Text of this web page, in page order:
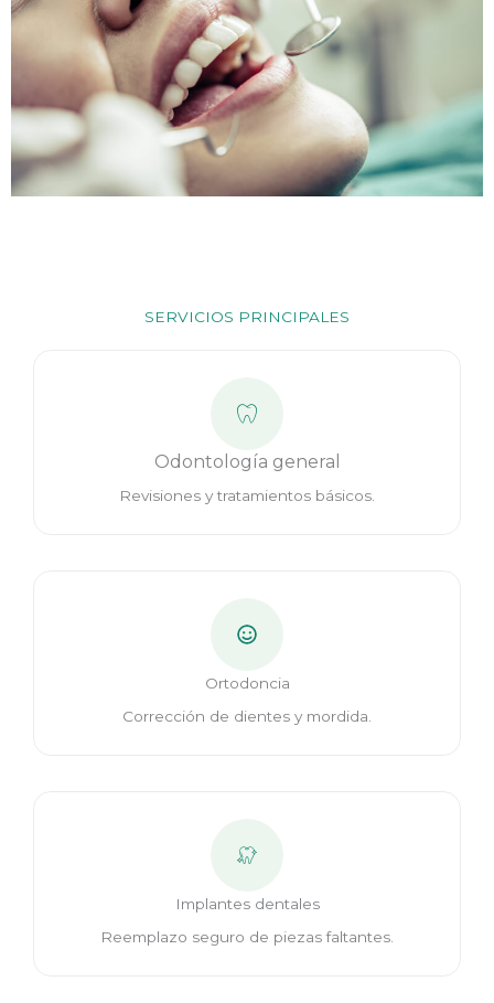
SERVICIOS PRINCIPALES
Odontología general
Revisiones y tratamientos básicos.
Ortodoncia
Corrección de dientes y mordida.
Implantes dentales
Reemplazo seguro de piezas faltantes.